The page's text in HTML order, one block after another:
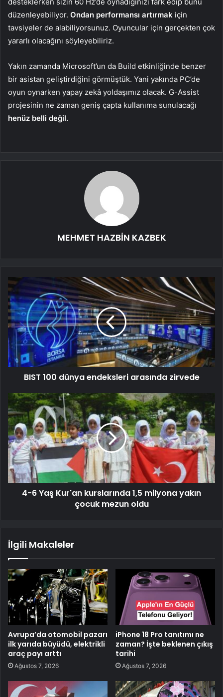
düzenleyebiliyor. Ondan performansı artırmak için
tavsiyeler de alabiliyorsunuz. Oyuncular için gerçekten çok
yararlı olacağını söyleyebiliriz.
Yakın zamanda Microsoft’un da Build etkinliğinde benzer
bir asistan geliştirdiğini görmüştük. Yani yakında PC’de
oyun oynarken yapay zekâ yoldaşımız olacak. G-Assist
projesinin ne zaman geniş çapta kullanıma sunulacağı
henüz belli değil.
MEHMET HAZBİN KAZBEK
BIST 100 dünya endeksleri arasında zirvede
4-6 Yaş Kur'an kurslarında 1,5 milyona yakın
çocuk mezun oldu
İlgili Makaleler
Avrupa’da otomobil pazarı
ilk yarıda büyüdü, elektrikli
araç payı arttı
Ağustos 7, 2026
iPhone 18 Pro tanıtımı ne
zaman? İşte beklenen çıkış
tarihi
Ağustos 7, 2026